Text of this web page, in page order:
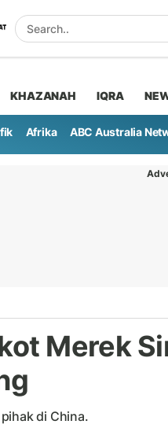
KHAZANAH IQRA
Afrika ABC Australia
Merek
di China.